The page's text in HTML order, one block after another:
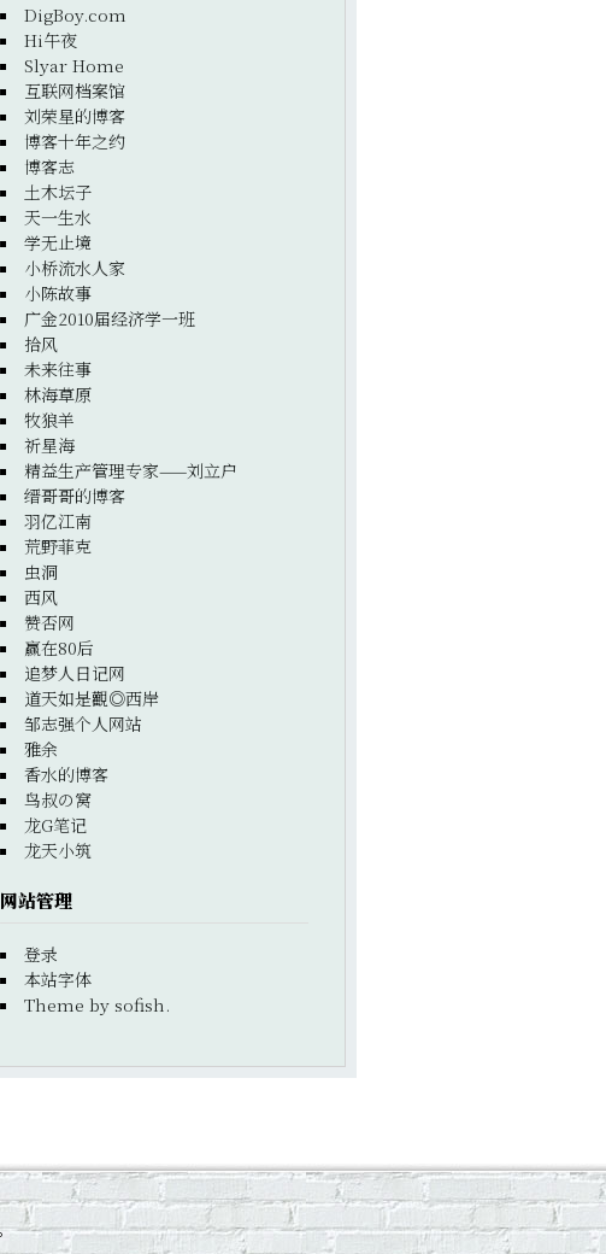
DigBoy.com
Hi午夜
Slyar Home
互联网档案馆
刘荣星的博客
博客十年之约
博客志
土木坛子
天一生水
学无止境
小桥流水人家
小陈故事
广金2010届经济学一班
拾风
未来往事
林海草原
牧狼羊
祈星海
精益生产管理专家——刘立户
缙哥哥的博客
羽亿江南
荒野菲克
虫洞
西风
赞否网
赢在80后
追梦人日记网
道天如是觀◎西岸
邹志强个人网站
雅余
香水的博客
鸟叔の窝
龙G笔记
龙天小筑
网站管理
登录
本站字体
Theme by sofish.